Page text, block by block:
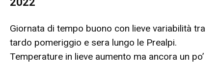
Giornata di tempo buono con lieve variabilità tra
tardo pomeriggio e sera lungo le Prealpi.
Temperature in lieve aumento ma ancora un po’